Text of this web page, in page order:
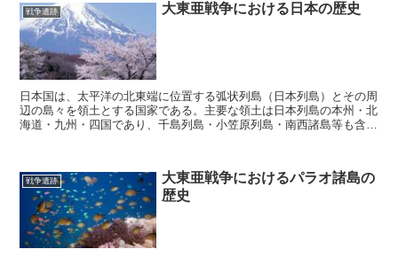
戦争遺跡 大東亜戦争における日本の歴史
日本国は、太平洋の北東端に位置する弧状列島（日本列島）とその周
辺の島々を領土とする国家である。主要な領土は日本列島の本州・北
海道・九州・四国であり、千島列島・小笠原列島・南西諸島等も含ま
戦争遺跡
大東亜戦争におけるパラオ諸島の
歴史